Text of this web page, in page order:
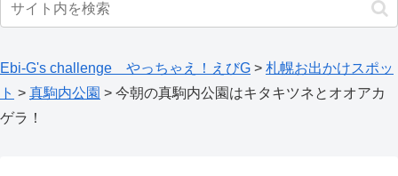
Ebi-G's challenge やっちゃえ！えびG > 札幌お出かけスポッ
ト > 真駒内公園 > 今朝の真駒内公園はキタキツネとオオアカ
ゲラ！